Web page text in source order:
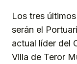
Los tres
serán el
actual líder del
Villa de Teror